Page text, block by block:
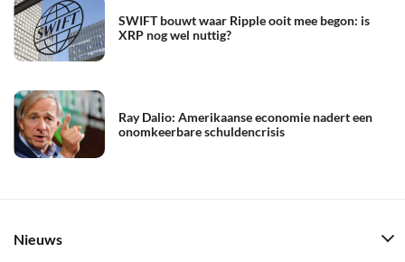
SWIFT bouwt waar Ripple ooit mee begon: is
XRP nog wel nuttig?
Ray Dalio: Amerikaanse economie nadert een
onomkeerbare schuldencrisis
Nieuws